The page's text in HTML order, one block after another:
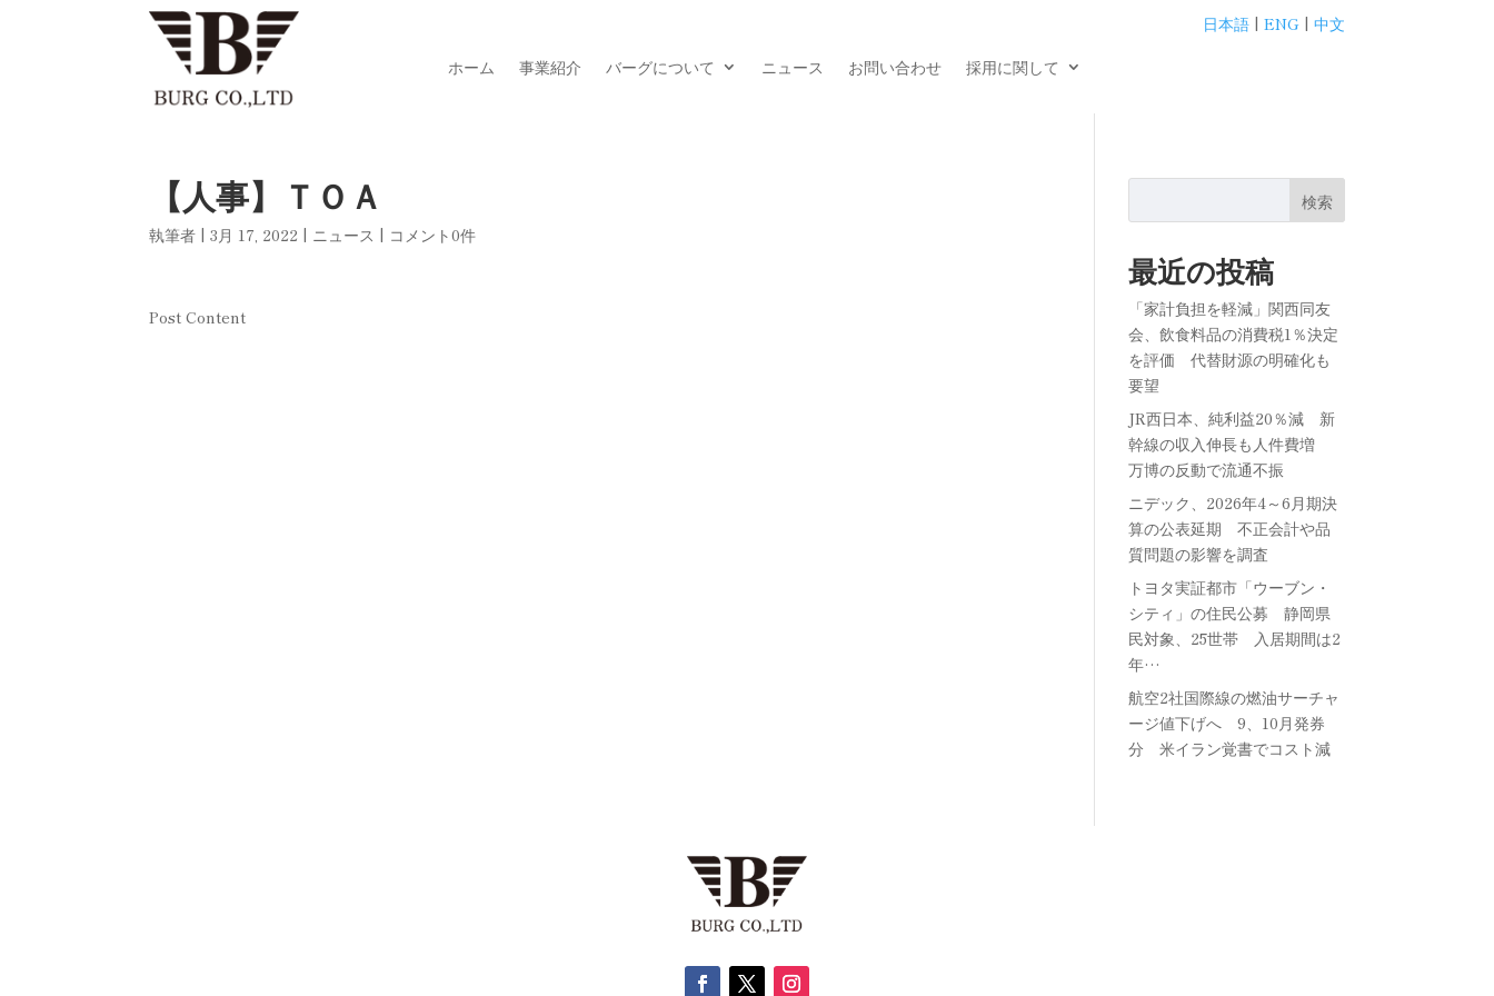
日本語| ENG| 中文
ホーム
事業紹介 バーグについて ニュース お問い合わせ 採用に関して
【人事】ＴＯＡ
執筆者 |3月 17, 2022 | ニュース | コメント0件
Post Content
検索
最近の投稿
「家計負担を軽減」関西同友
会、飲食料品の消費税1％決定
を評価 代替財源の明確化も
要望
JR西日本、純利益20％減 新
幹線の収入伸長も人件費増
万博の反動で流通不振
ニデック、2026年4～6月期決
算の公表延期 不正会計や品
質問題の影響を調査
トヨタ実証都市「ウーブン・
シティ」の住民公募 静岡県
民対象、25世帯 入居期間は2
年…
航空2社国際線の燃油サーチャ
ージ値下げへ 9、10月発券
分 米イラン覚書でコスト減